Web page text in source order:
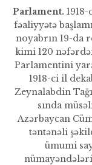
Parlament.
fəaliyyətə
noyabrın 19-da
kimi 120
Parlamentini
1918-ci il
Zeynalabdin
sında
Azərbaycan
təntənəli
ümumi